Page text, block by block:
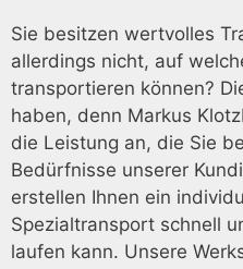
Sie besitzen wertvolles
allerdings nicht, auf
transportieren können?
haben, denn Markus
die Leistung an, die Sie
Bedürfnisse unserer
erstellen Ihnen ein
Spezialtransport schnell
laufen kann. Unsere